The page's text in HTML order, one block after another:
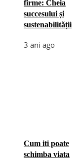
firme: Cheia
succesului și
sustenabilității
3 ani ago
Cum iti poate
schimba viata